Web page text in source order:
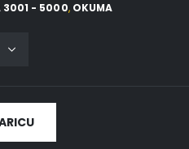
3001 - 5000, OKUMA